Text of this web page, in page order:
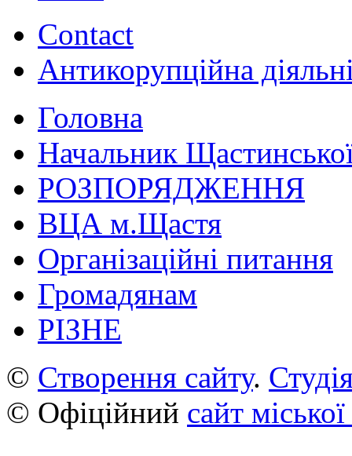
Contact
Антикорупційна
Головна
Начальник
РОЗПОРЯДЖЕННЯ
ВЦА м.Щастя
Організаційні питання
Громадянам
РІЗНЕ
© Створення сайту.
© Офіційний сайт